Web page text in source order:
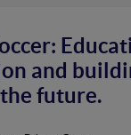
and
future.